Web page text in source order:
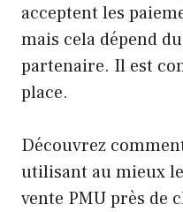
acceptent les
mais cela dépend
partenaire. Il est
place.
Découvrez
utilisant au mieux
vente PMU près de